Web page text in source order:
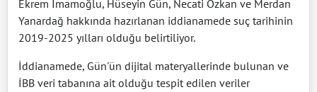
Ekrem İmamoğlu, Hüseyin Gün, Necati Özkan ve Merdan
Yanardağ hakkında hazırlanan iddianamede suç tarihinin
2019-2025 yılları olduğu belirtiliyor.
İddianamede, Gün'ün dijital materyallerinde bulunan ve
İBB veri tabanına ait olduğu tespit edilen veriler